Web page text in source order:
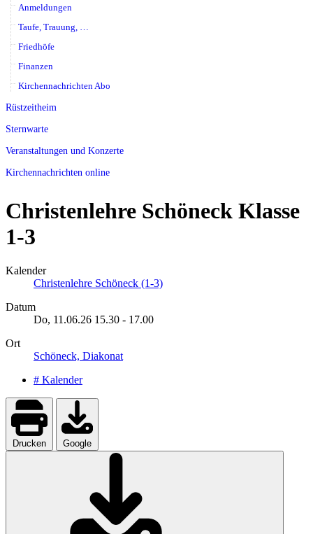
Anmeldungen
Taufe, Trauung, …
Friedhöfe
Finanzen
Kirchennachrichten Abo
Rüstzeitheim
Sternwarte
Veranstaltungen und Konzerte
Kirchennachrichten online
Christenlehre Schöneck Klasse
1-3
Kalender
Christenlehre Schöneck (1-3)
Datum
Do, 11.06.26 15.30 - 17.00
Ort
Schöneck, Diakonat
# Kalender
Drucken Google